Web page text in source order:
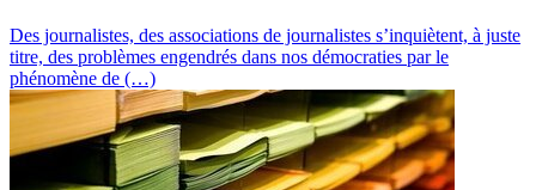
Des journalistes, des associations de journalistes s’inquiètent, à juste
titre, des problèmes engendrés dans nos démocraties par le
phénomène de (…)